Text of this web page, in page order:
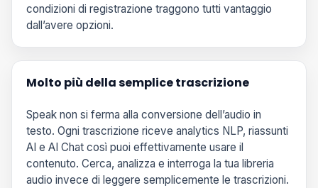
condizioni di registrazione traggono tutti vantaggio
dall’avere opzioni.
Molto più della semplice trascrizione
Speak non si ferma alla conversione dell’audio in
testo. Ogni trascrizione riceve analytics NLP, riassunti
AI e AI Chat così puoi effettivamente usare il
contenuto. Cerca, analizza e interroga la tua libreria
audio invece di leggere semplicemente le trascrizioni.